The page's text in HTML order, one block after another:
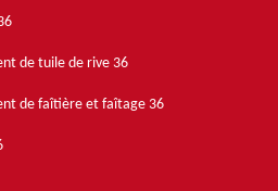
de tuile de rive 36
de faîtière et faîtage 36